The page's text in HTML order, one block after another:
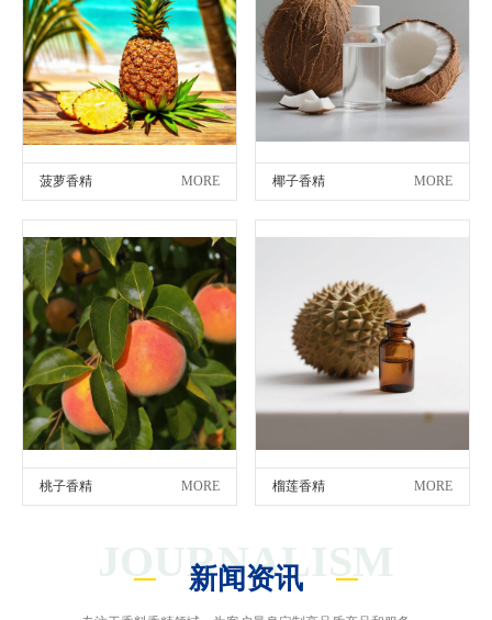
菠萝香精 MORE 椰子香精 MORE
桃子香精 MORE 榴莲香精 MORE
JOURNALISM
新闻资讯